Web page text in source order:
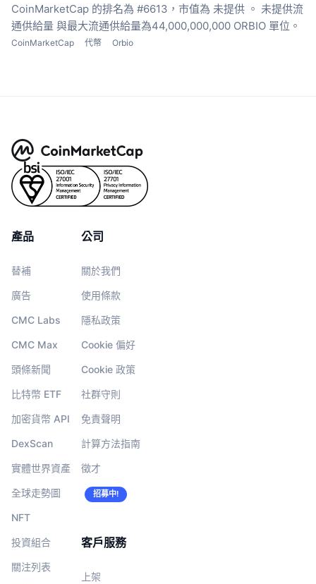
CoinMarketCap 的排名為 #6613，市值為 未提供 。 未提供流
通供給量 與最大流通供給量為44,000,000,000 ORBIO 單位。
CoinMarketCap 代幣 Orbio
產品
替補
廣告
CMC Labs
CMC Max
頭條新聞
比特幣 ETF
加密貨幣 API
DexScan
實體世界資產
全球走勢圖
NFT
投資組合
關注列表
公司
關於我們
使用條款
隱私政策
Cookie 偏好
Cookie 政策
社群守則
免責聲明
計算方法指南
徵才
招募中!
客戶服務
上架